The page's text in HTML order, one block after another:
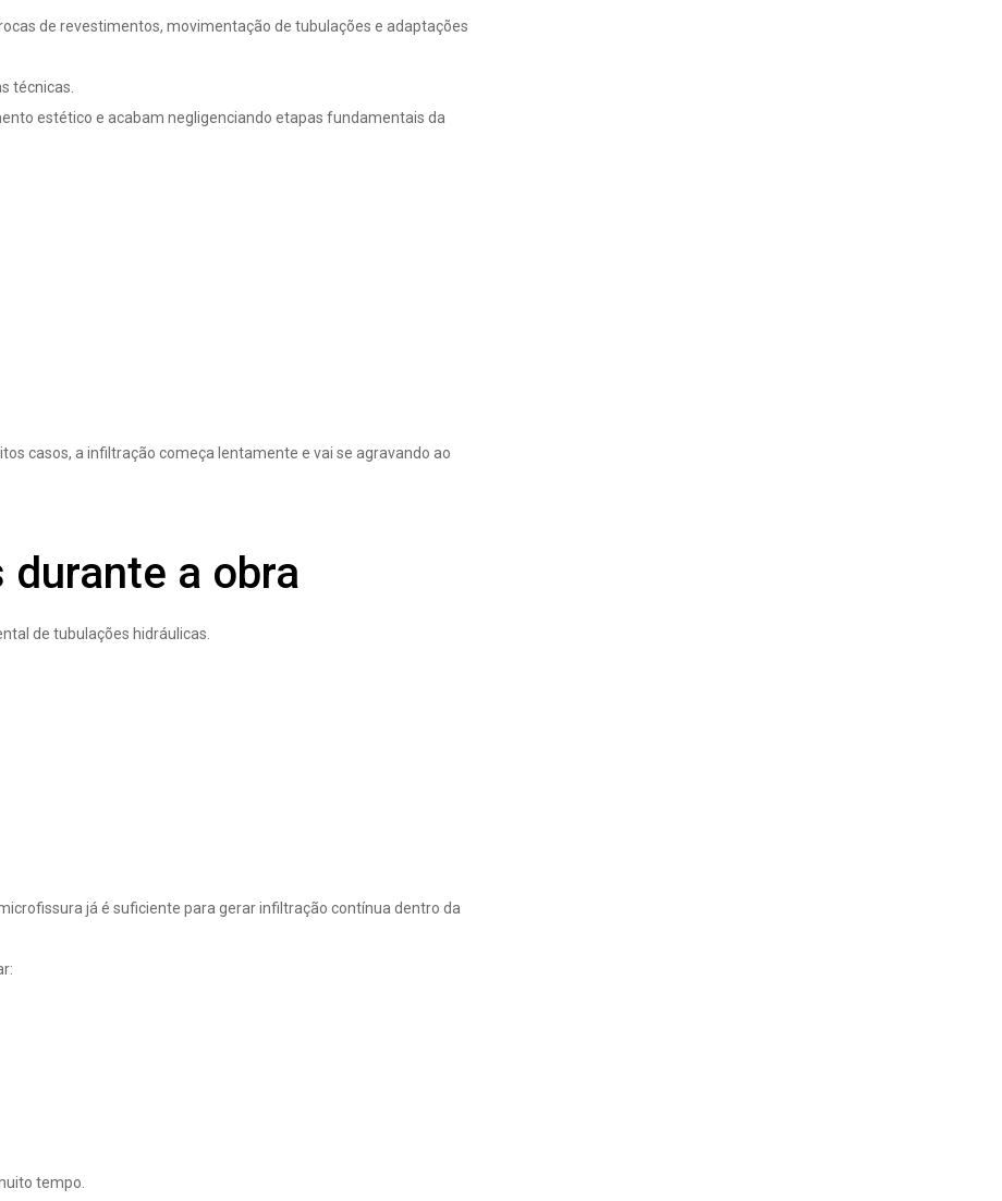
de revestimentos, movimentação de tubulações e adaptações
técnicas.
estético e acabam negligenciando etapas fundamentais da
casos, a infiltração começa lentamente e vai se agravando ao
a obra
de tubulações hidráulicas.
já é suficiente para gerar infiltração contínua dentro da
tempo.